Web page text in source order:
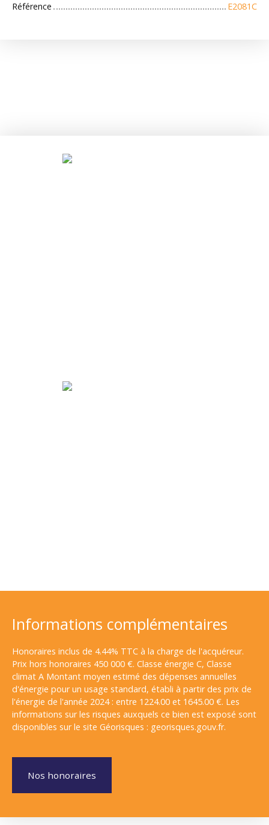
Référence
E2081C
Informations complémentaires
Honoraires inclus de 4.44% TTC à la charge de l'acquéreur.
Prix hors honoraires 450 000 €. Classe énergie C, Classe
climat A Montant moyen estimé des dépenses annuelles
d'énergie pour un usage standard, établi à partir des prix de
l'énergie de l'année 2024 : entre 1224.00 et 1645.00 €. Les
informations sur les risques auxquels ce bien est exposé sont
disponibles sur le site Géorisques : georisques.gouv.fr.
Nos honoraires